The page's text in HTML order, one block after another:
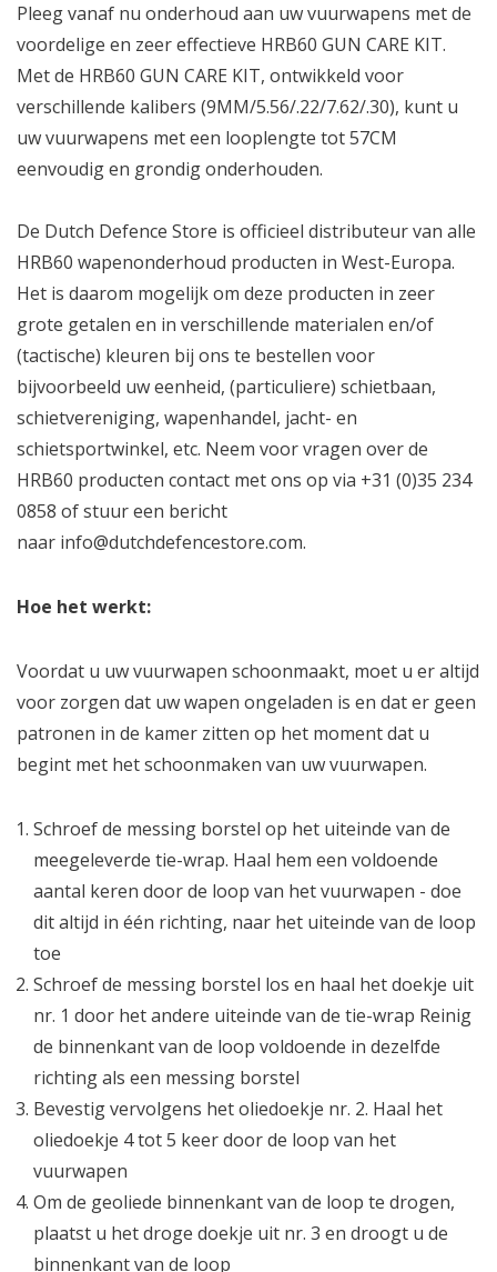
Pleeg vanaf nu onderhoud aan uw vuurwapens met de
voordelige en zeer effectieve HRB60 GUN CARE KIT.
Met de HRB60 GUN CARE KIT, ontwikkeld voor
verschillende kalibers (9MM/5.56/.22/7.62/.30), kunt u
uw vuurwapens met een looplengte tot 57CM
eenvoudig en grondig onderhouden.
De Dutch Defence Store is officieel distributeur van alle
HRB60 wapenonderhoud producten in West-Europa.
Het is daarom mogelijk om deze producten in zeer
grote getalen en in verschillende materialen en/of
(tactische) kleuren bij ons te bestellen voor
bijvoorbeeld uw eenheid, (particuliere) schietbaan,
schietvereniging, wapenhandel, jacht- en
schietsportwinkel, etc. Neem voor vragen over de
HRB60 producten contact met ons op via +31 (0)35 234
0858 of stuur een bericht
naar info@dutchdefencestore.com.
Hoe het werkt:
Voordat u uw vuurwapen schoonmaakt, moet u er altijd
voor zorgen dat uw wapen ongeladen is en dat er geen
patronen in de kamer zitten op het moment dat u
begint met het schoonmaken van uw vuurwapen.
Schroef de messing borstel op het uiteinde van de
meegeleverde tie-wrap. Haal hem een voldoende
aantal keren door de loop van het vuurwapen - doe
dit altijd in één richting, naar het uiteinde van de loop
toe
Schroef de messing borstel los en haal het doekje uit
nr. 1 door het andere uiteinde van de tie-wrap Reinig
de binnenkant van de loop voldoende in dezelfde
richting als een messing borstel
Bevestig vervolgens het oliedoekje nr. 2. Haal het
oliedoekje 4 tot 5 keer door de loop van het
vuurwapen
Om de geoliede binnenkant van de loop te drogen,
plaatst u het droge doekje uit nr. 3 en droogt u de
binnenkant van de loop